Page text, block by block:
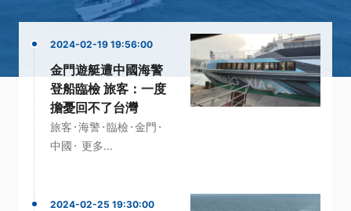
2024-02-19 19:56:00
金門遊艇遭中國海警
登船臨檢 旅客：一度
擔憂回不了台灣
旅客 ·海警·臨檢 ·金門 ·
中國 · 更多...
2024-02-25 19:30:00